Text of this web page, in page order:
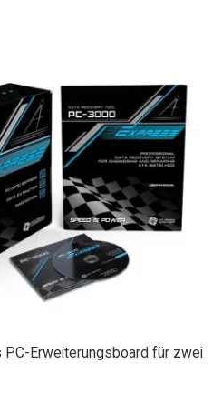
PC-Erweiterungsboard für zwei